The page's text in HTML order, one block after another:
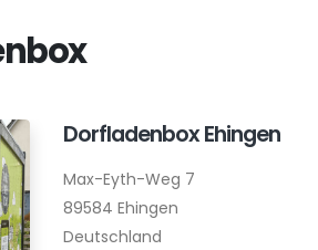
Dorfladenbox Ehingen
Max-Eyth-Weg 7
89584 Ehingen
Deutschland